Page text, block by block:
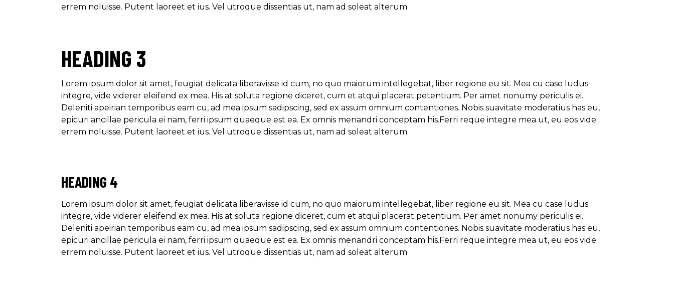
errem noluisse. Putent laoreet et ius. Vel utroque dissentias ut, nam ad soleat alterum
HEADING 3
Lorem ipsum dolor sit amet, feugiat delicata liberavisse id cum, no quo maiorum intellegebat, liber regione eu sit. Mea cu case ludus
integre, vide viderer eleifend ex mea. His at soluta regione diceret, cum et atqui placerat petentium. Per amet nonumy periculis ei.
Deleniti apeirian temporibus eam cu, ad mea ipsum sadipscing, sed ex assum omnium contentiones. Nobis suavitate moderatius has eu,
epicuri ancillae pericula ei nam, ferri ipsum quaeque est ea. Ex omnis menandri conceptam his.Ferri reque integre mea ut, eu eos vide
errem noluisse. Putent laoreet et ius. Vel utroque dissentias ut, nam ad soleat alterum
HEADING 4
Lorem ipsum dolor sit amet, feugiat delicata liberavisse id cum, no quo maiorum intellegebat, liber regione eu sit. Mea cu case ludus
integre, vide viderer eleifend ex mea. His at soluta regione diceret, cum et atqui placerat petentium. Per amet nonumy periculis ei.
Deleniti apeirian temporibus eam cu, ad mea ipsum sadipscing, sed ex assum omnium contentiones. Nobis suavitate moderatius has eu,
epicuri ancillae pericula ei nam, ferri ipsum quaeque est ea. Ex omnis menandri conceptam his.Ferri reque integre mea ut, eu eos vide
errem noluisse. Putent laoreet et ius. Vel utroque dissentias ut, nam ad soleat alterum